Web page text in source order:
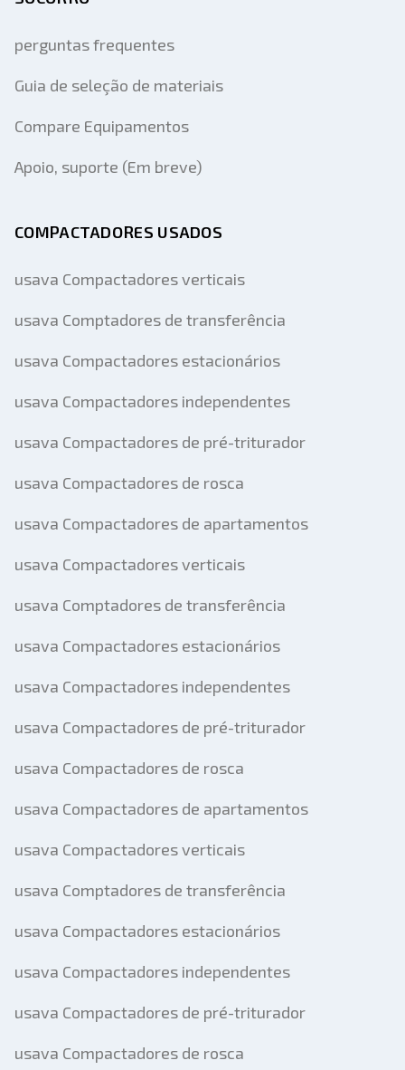
perguntas frequentes
Guia de seleção de materiais
Compare Equipamentos
Apoio, suporte (Em breve)
COMPACTADORES USADOS
usava Compactadores verticais
usava Comptadores de transferência
usava Compactadores estacionários
usava Compactadores independentes
usava Compactadores de pré-triturador
usava Compactadores de rosca
usava Compactadores de apartamentos
usava Compactadores verticais
usava Comptadores de transferência
usava Compactadores estacionários
usava Compactadores independentes
usava Compactadores de pré-triturador
usava Compactadores de rosca
usava Compactadores de apartamentos
usava Compactadores verticais
usava Comptadores de transferência
usava Compactadores estacionários
usava Compactadores independentes
usava Compactadores de pré-triturador
usava Compactadores de rosca